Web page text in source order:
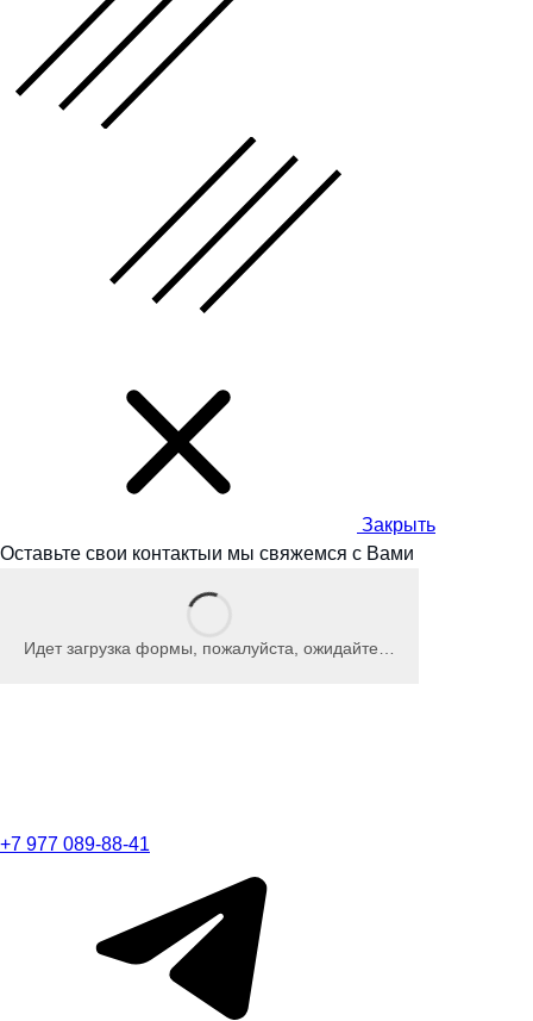
Закрыть
Оставьте свои контактыи мы свяжемся с Вами
Идет загрузка формы, пожалуйста, ожидайте…
+7 977 089-88-41